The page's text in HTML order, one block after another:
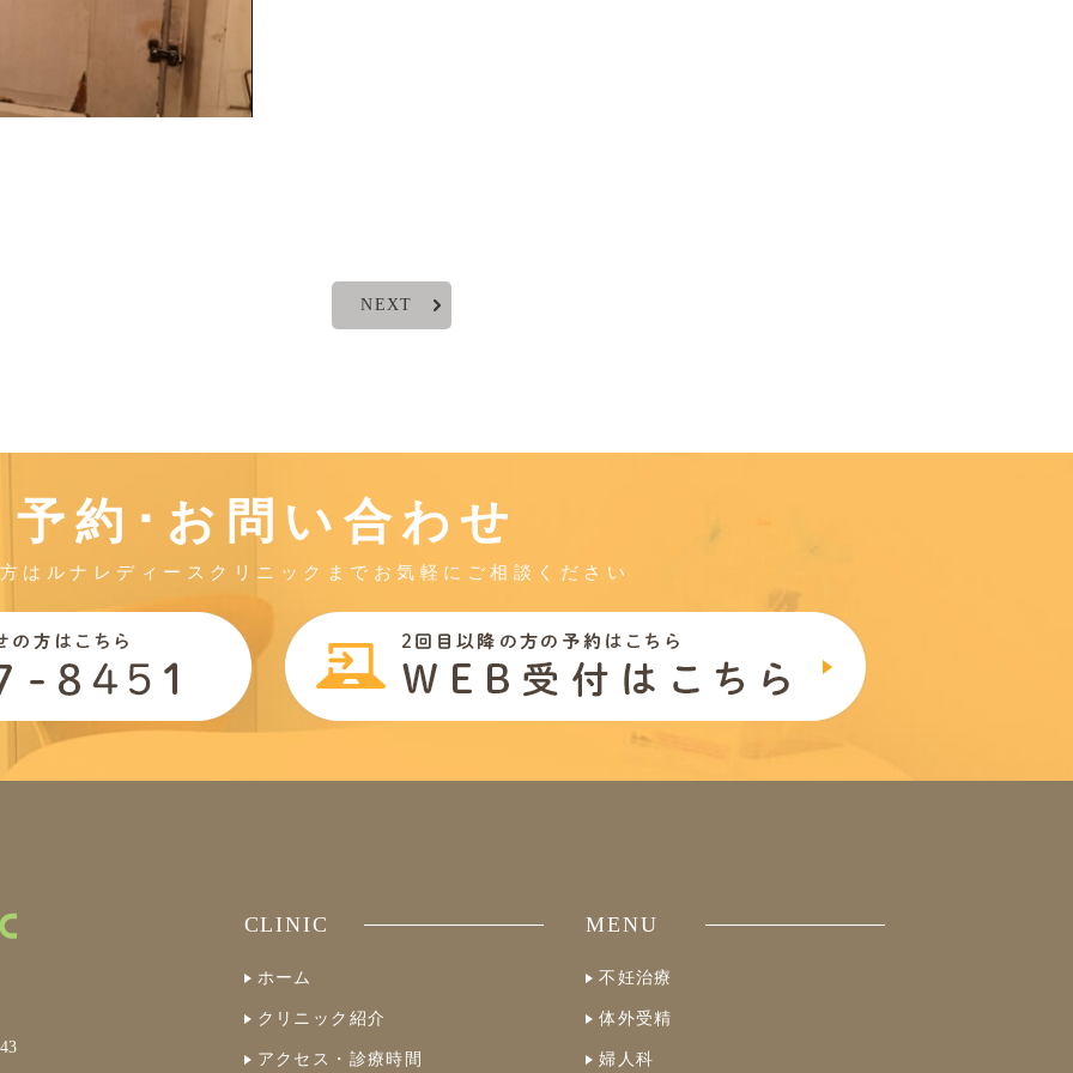
NEXT
予約･お問い合わせ
はルナレディースクリニックまでお気軽にご相談ください
CLINIC
ホーム
クリニック紹介
アクセス・診療時間
MENU
不妊治療
体外受精
婦人科